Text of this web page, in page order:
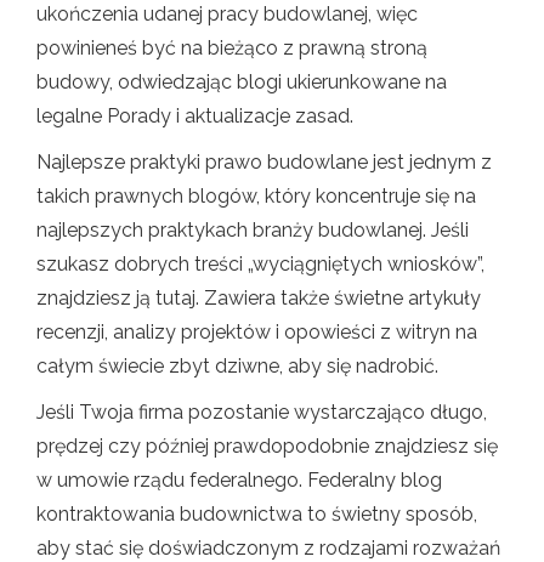
ukończenia udanej pracy budowlanej, więc
powinieneś być na bieżąco z prawną stroną
budowy, odwiedzając blogi ukierunkowane na
legalne Porady i aktualizacje zasad.
Najlepsze praktyki prawo budowlane jest jednym z
takich prawnych blogów, który koncentruje się na
najlepszych praktykach branży budowlanej. Jeśli
szukasz dobrych treści „wyciągniętych wniosków”,
znajdziesz ją tutaj. Zawiera także świetne artykuły
recenzji, analizy projektów i opowieści z witryn na
całym świecie zbyt dziwne, aby się nadrobić.
Jeśli Twoja firma pozostanie wystarczająco długo,
prędzej czy później prawdopodobnie znajdziesz się
w umowie rządu federalnego. Federalny blog
kontraktowania budownictwa to świetny sposób,
aby stać się doświadczonym z rodzajami rozważań